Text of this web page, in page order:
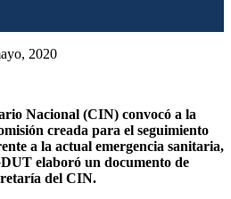
2020
Nacional (CIN) convocó a la
creada para el seguimiento
a la actual emergencia sanitaria,
elaboró un documento de
del CIN.